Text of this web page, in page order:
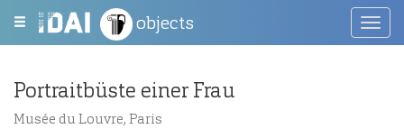
objects
Portraitbüste einer Frau
Musée du Louvre, Paris